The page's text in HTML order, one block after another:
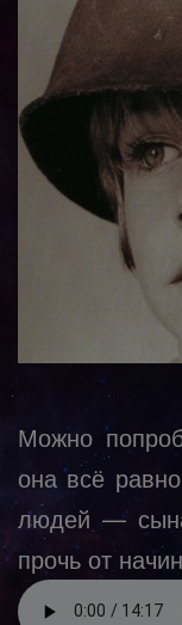
Можно
она всё
людей —
прочь от